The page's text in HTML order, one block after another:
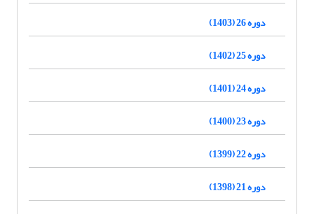
دوره 26 (1403)
دوره 25 (1402)
دوره 24 (1401)
دوره 23 (1400)
دوره 22 (1399)
دوره 21 (1398)